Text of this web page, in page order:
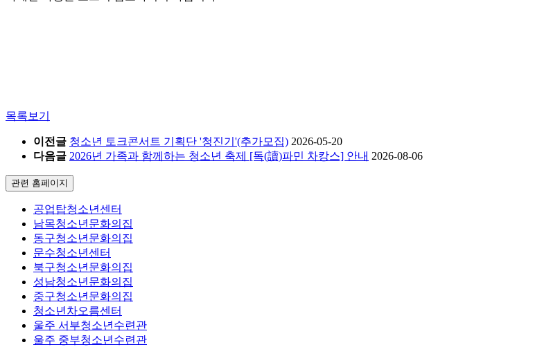
목록보기
이전글 청소년 토크콘서트 기획단 '청진기'(추가모집) 2026-05-20
다음글 2026년 가족과 함께하는 청소년 축제 [독(讀)파민 차캉스] 안내 2026-08-06
관련 홈페이지
공업탑청소년센터
남목청소년문화의집
동구청소년문화의집
문수청소년센터
북구청소년문화의집
성남청소년문화의집
중구청소년문화의집
청소년차오름센터
울주 서부청소년수련관
울주 중부청소년수련관